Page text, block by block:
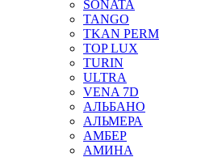
SONATA
TANGO
TKAN PERM
TOP LUX
TURIN
ULTRA
VENA 7D
АЛЬБАНО
АЛЬМЕРА
АМБЕР
АМИНА